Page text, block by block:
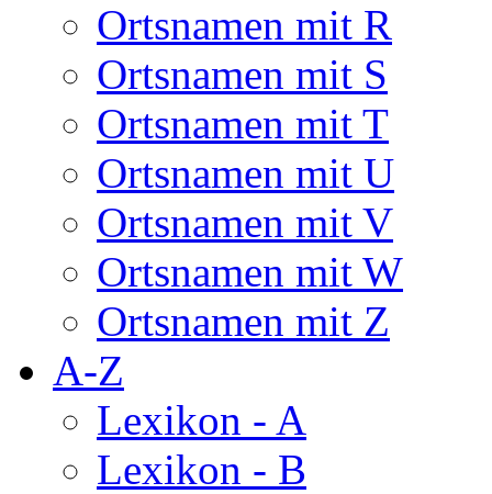
Ortsnamen mit R
Ortsnamen mit S
Ortsnamen mit T
Ortsnamen mit U
Ortsnamen mit V
Ortsnamen mit W
Ortsnamen mit Z
A-Z
Lexikon - A
Lexikon - B